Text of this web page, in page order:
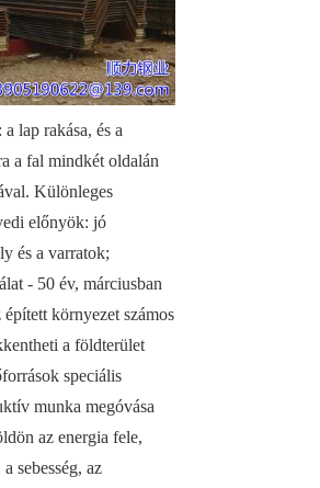
lap rakása, és a
a fal mindkét oldalán
Különleges
előnyök: jó
és a varratok;
- 50 év, márciusban
környezet számos
a földterület
speciális
munka megóvása
az energia fele,
sebesség, az